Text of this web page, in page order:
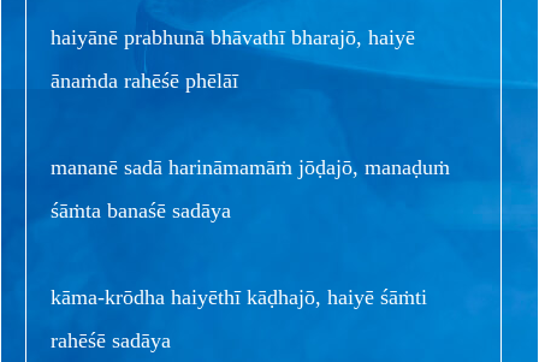
haiyānē prabhunā bhāvathī bharajō, haiyē
ānaṁda rahēśē phēlāī
mananē sadā harināmamāṁ jōḍajō, manaḍuṁ
śāṁta banaśē sadāya
kāma-krōdha haiyēthī kāḍhajō, haiyē śāṁti
rahēśē sadāya